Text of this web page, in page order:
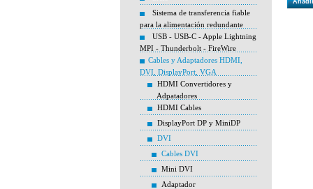
Sistema de transferencia fiable
para la alimentación redundante
USB - USB-C - Apple Lightning
MPI - Thunderbolt - FireWire
Cables y Adaptadores HDMI,
DVI, DisplayPort, VGA
HDMI Convertidores y
Adpatadores
HDMI Cables
DisplayPort DP y MiniDP
DVI
Cables DVI
Mini DVI
Adaptador